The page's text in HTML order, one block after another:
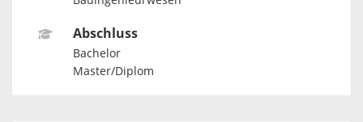
Abschluss
Bachelor
Master/Diplom